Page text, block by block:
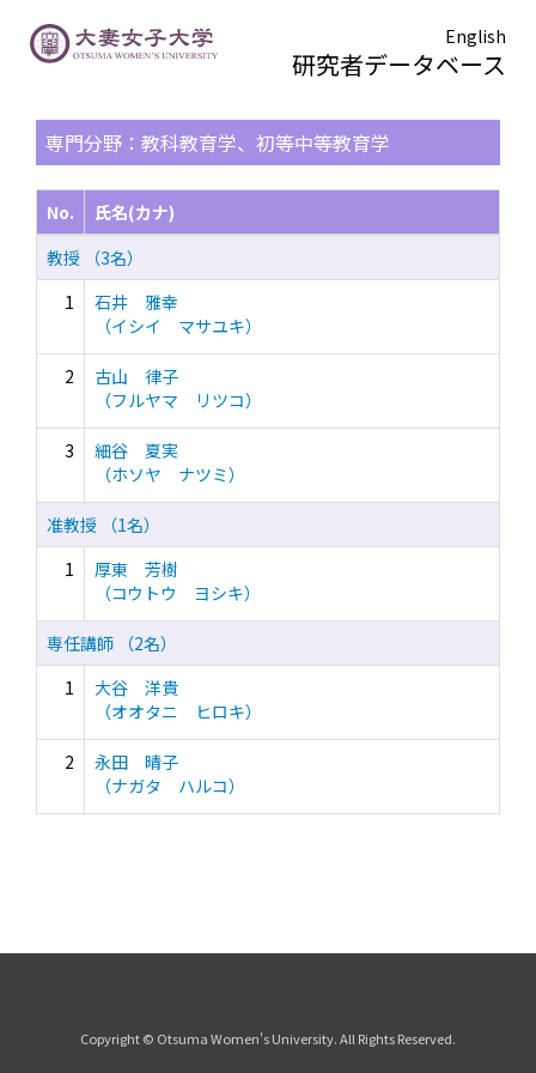
English
研究者データベース
専門分野：教科教育学、初等中等教育学
No.
氏名(カナ)
教授 （3名）
1
石井 雅幸
（イシイ マサユキ）
2
古山 律子
（フルヤマ リツコ）
3
細谷 夏実
（ホソヤ ナツミ）
准教授 （1名）
1
厚東 芳樹
（コウトウ ヨシキ）
専任講師 （2名）
1
大谷 洋貴
（オオタニ ヒロキ）
2
永田 晴子
（ナガタ ハルコ）
Copyright © Otsuma Women's University. All Rights Reserved.